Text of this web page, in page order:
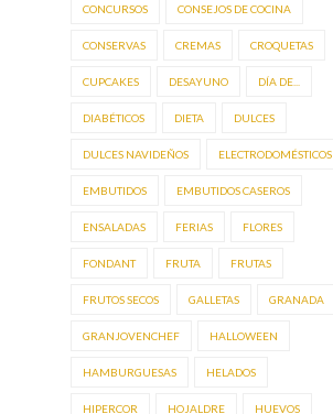
CONCURSOS CONSEJOS DE COCINA
CONSERVAS CREMAS CROQUETAS
CUPCAKES DESAYUNO DÍA DE...
DIABÉTICOS DIETA DULCES
DULCES NAVIDEÑOS ELECTRODOMÉSTICOS
EMBUTIDOS EMBUTIDOS CASEROS
ENSALADAS FERIAS FLORES
FONDANT FRUTA FRUTAS
FRUTOS SECOS GALLETAS GRANADA
GRANJOVENCHEF HALLOWEEN
HAMBURGUESAS HELADOS
HIPERCOR HOJALDRE HUEVOS